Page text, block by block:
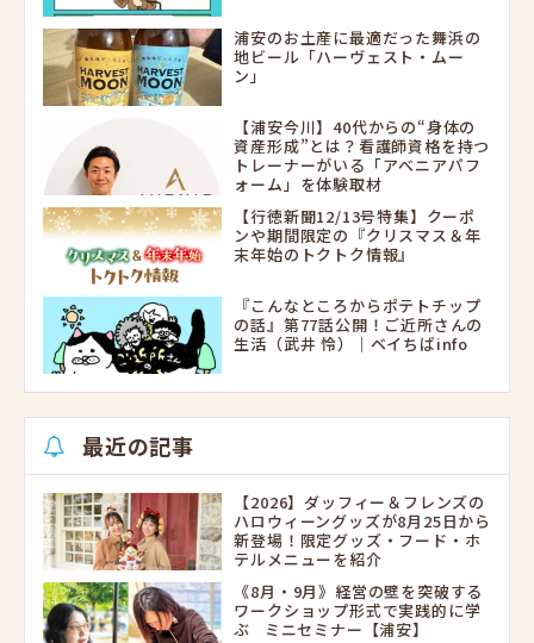
浦安のお土産に最適だった舞浜の
地ビール「ハーヴェスト・ムー
ン」
【浦安今川】40代からの“身体の
資産形成”とは？看護師資格を持つ
トレーナーがいる「アべニアパフ
ォーム」を体験取材
【行徳新聞12/13号特集】クーポ
ンや期間限定の『クリスマス＆年
末年始のトクトク情報』
『こんなところからポテトチップ
の話』第77話公開！ご近所さんの
生活（武井 怜）｜ベイちばinfo
最近の記事
【2026】ダッフィー＆フレンズの
ハロウィーングッズが8月25日から
新登場！限定グッズ・フード・ホ
テルメニューを紹介
《8月・9月》経営の壁を突破する
ワークショップ形式で実践的に学
ぶ ミニセミナー【浦安】